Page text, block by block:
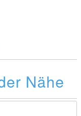
Nähe